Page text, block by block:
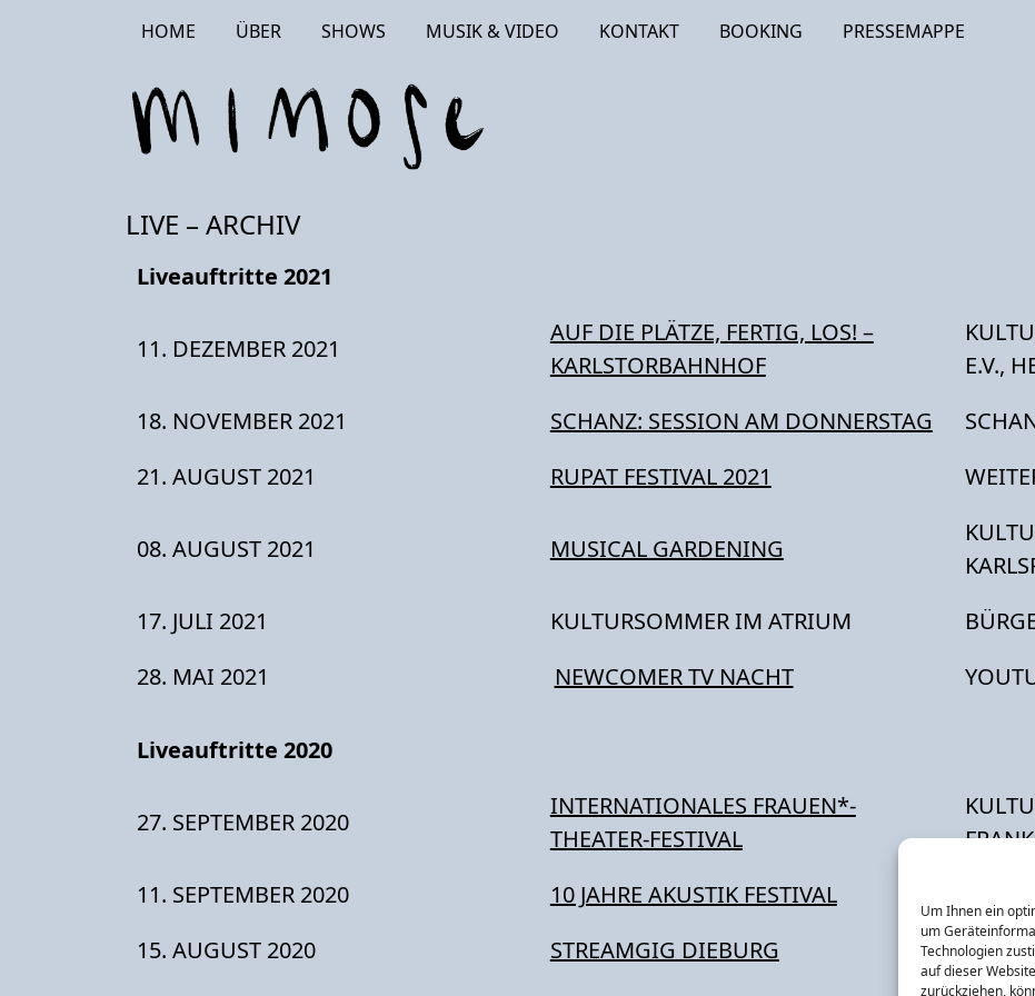
Um Ihnen ein
um
Technologien
auf dieser
zurückziehen,
HOME ÜBER SHOWS MUSIK & VIDEO KONTAKT BOOKING PRESSEMAPPE
LIVE – ARCHIV
Liveauftritte 2021
11. DEZEMBER 2021
AUF DIE PLÄTZE, FERTIG, LOS! –
KARLSTORBAHNHOF
E.V.,
18. NOVEMBER 2021
SCHANZ: SESSION AM DONNERSTAG
21. AUGUST 2021
RUPAT FESTIVAL 2021
08. AUGUST 2021 MUSICAL GARDENING
17. JULI 2021
KULTURSOMMER IM ATRIUM
28. MAI 2021
NEWCOMER TV NACHT
Liveauftritte 2020
27. SEPTEMBER 2020
INTERNATIONALES FRAUEN*-
THEATER-FESTIVAL
11. SEPTEMBER 2020
10 JAHRE AKUSTIK FESTIVAL
15. AUGUST 2020
STREAMGIG DIEBURG